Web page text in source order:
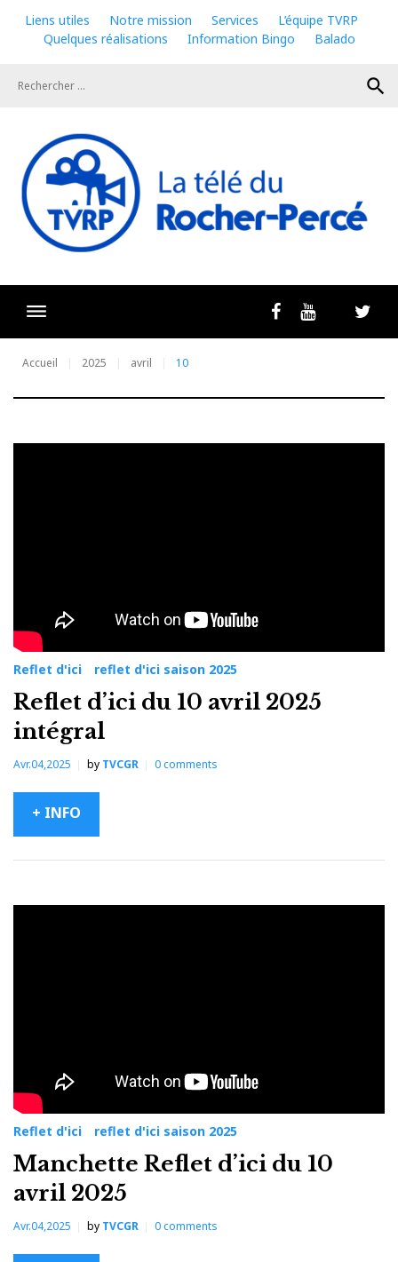
content
Liens utiles Notre mission Services
L’équipe TVRP
Quelques réalisations
Information Bingo
Balado
search
FacebookYoutubeLivestream
Accueil 2025 avril 10
Jour :
Reflet d'ici reflet d'ici saison 2025
Reflet d’ici du 10 avril 2025
intégral
Avr.04,2025 by TVCGR 0comments
+ INFO
Reflet d'ici reflet d'ici saison 2025
Manchette Reflet d’ici du 10
avril 2025
Avr.04,2025 by TVCGR 0comments